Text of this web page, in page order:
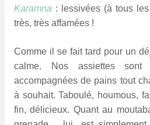
Karamna : lessivées (à tous
très, très affamées !
Comme il se fait tard pour un
calme. Nos assiettes sont
accompagnées de pains tout
à souhait. Taboulé, houmous,
fin, délicieux. Quant au